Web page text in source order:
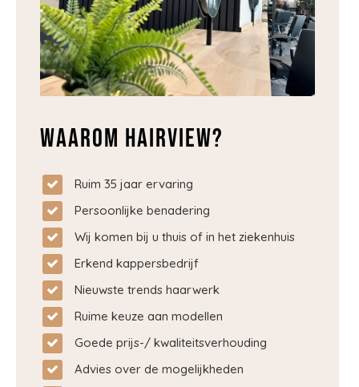
Waarom Hairview?
Ruim 35 jaar ervaring
Persoonlijke benadering
Wij komen bij u thuis of in het ziekenhuis
Erkend kappersbedrijf
Nieuwste trends haarwerk
Ruime keuze aan modellen
Goede prijs-/ kwaliteitsverhouding
Advies over de mogelijkheden